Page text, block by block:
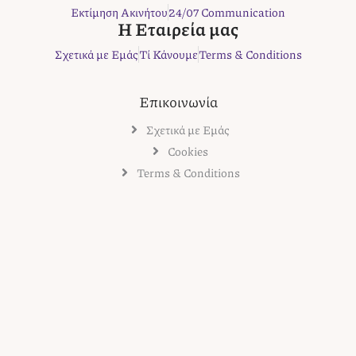
m t
Εκτίμηση Ακινήτου24/07 Communication
Η Εταιρεία μας
Σχετικά με ΕμάςΤί ΚάνουμεTerms & Conditions
Επικοινωνία
Σχετικά με Εμάς
Cookies
Terms & Conditions